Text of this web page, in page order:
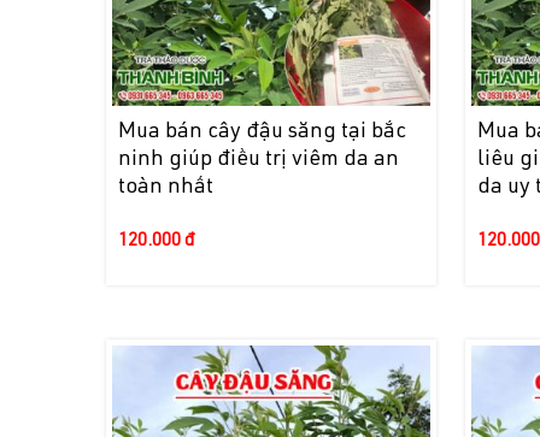
Mua bán cây đậu săng tại bắc
ninh giúp điều trị viêm da an
toàn nhất
120.000 đ
Mua
liêu
da uy